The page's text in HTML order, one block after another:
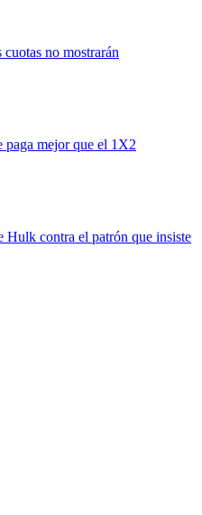
no mostrarán
paga mejor que el 1X2
contra el patrón que insiste